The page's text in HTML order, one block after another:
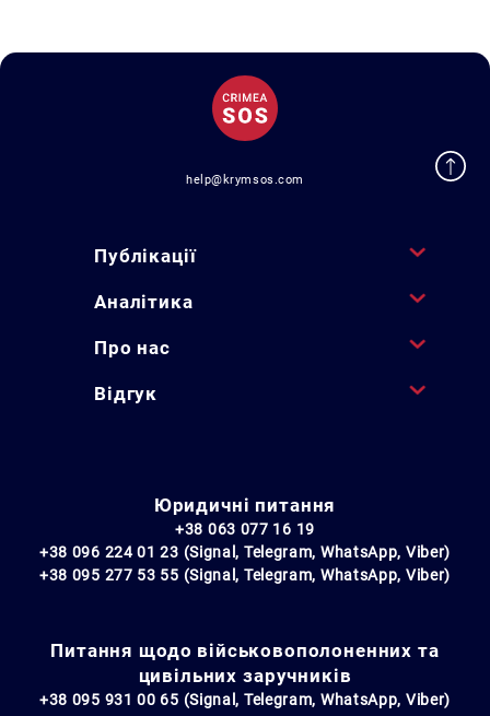
help@krymsos.com
Публікації
Аналітика
Про нас
Відгук
Юридичні питання
+38 063 077 16 19
+38 096 224 01 23 (Signal, Telegram, WhatsApp, Viber)
+38 095 277 53 55 (Signal, Telegram, WhatsApp, Viber)
Питання щодо військовополоненних та
цивільних заручників
+38 095 931 00 65 (Signal, Telegram, WhatsApp, Viber)